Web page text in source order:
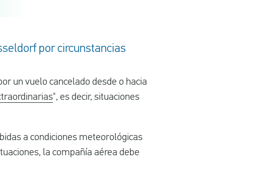
por circunstancias
un vuelo cancelado desde o hacia
", es decir, situaciones
a condiciones meteorológicas
la compañía aérea debe